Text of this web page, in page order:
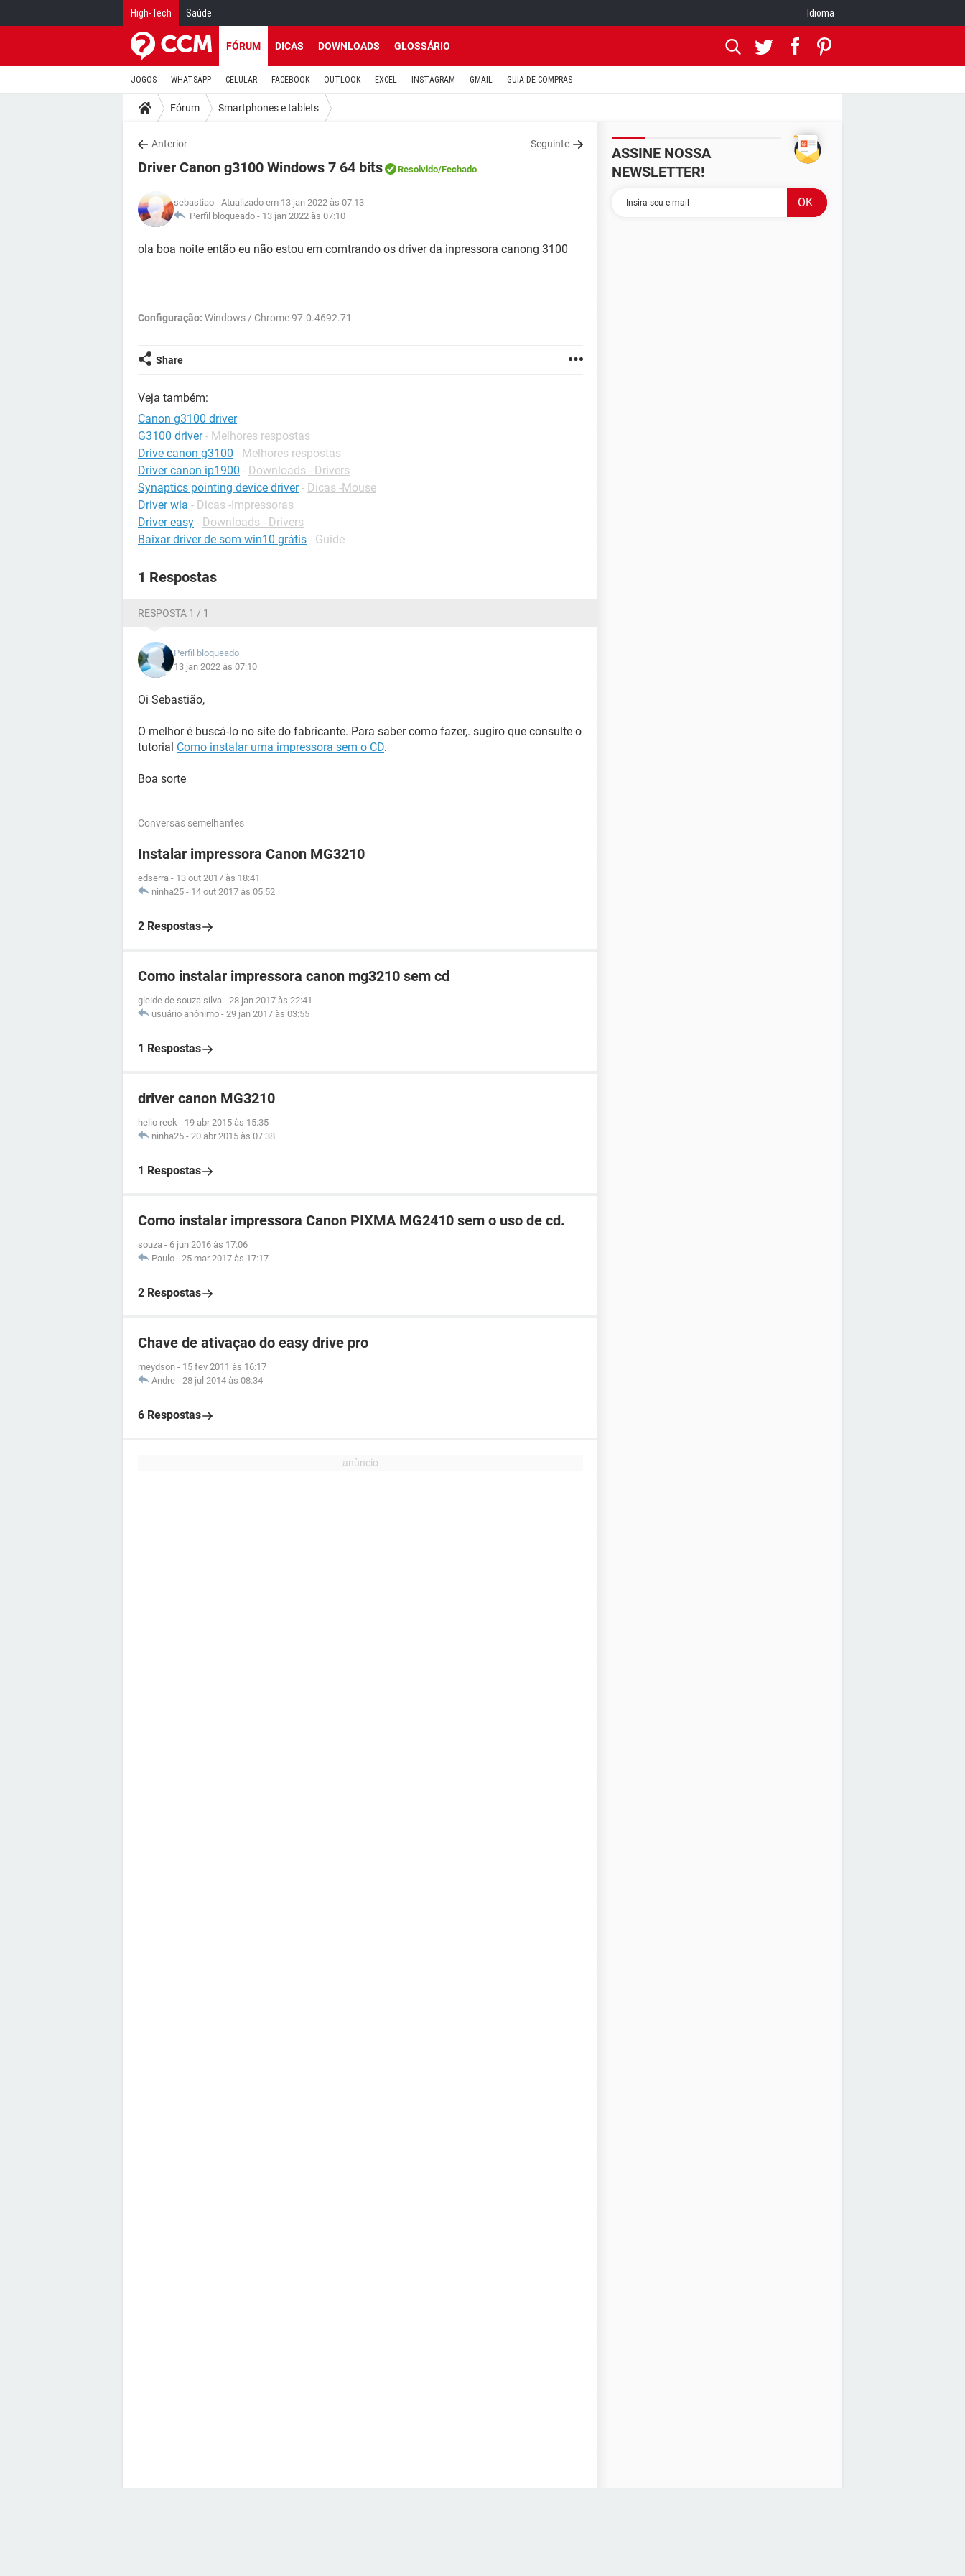
High-Tech Saúde Idioma
FÓRUM DICAS DOWNLOADS GLOSSÁRIO
JOGOS WHATSAPP CELULAR FACEBOOK OUTLOOK EXCEL INSTAGRAM GMAIL GUIA DE COMPRAS
Fórum Smartphones e tablets
Anterior Seguinte
Driver Canon g3100 Windows 7 64 bits Resolvido/Fechado
sebastiao - Atualizado em 13 jan 2022 às 07:13
Perfil bloqueado - 13 jan 2022 às 07:10
ola boa noite então eu não estou em comtrando os driver da inpressora canong 3100
Configuração: Windows / Chrome 97.0.4692.71
Share
Veja também:
Canon g3100 driver
G3100 driver - Melhores respostas
Drive canon g3100 - Melhores respostas
Driver canon ip1900 - Downloads - Drivers
Synaptics pointing device driver - Dicas -Mouse
Driver wia - Dicas -Impressoras
Driver easy - Downloads - Drivers
Baixar driver de som win10 grátis - Guide
1 Respostas
RESPOSTA 1 / 1
Perfil bloqueado
13 jan 2022 às 07:10
Oi Sebastião,
O melhor é buscá-lo no site do fabricante. Para saber como fazer,. sugiro que consulte o
tutorial Como instalar uma impressora sem o CD.
Boa sorte
Conversas semelhantes
Instalar impressora Canon MG3210
edserra - 13 out 2017 às 18:41
ninha25 - 14 out 2017 às 05:52
2 Respostas
Como instalar impressora canon mg3210 sem cd
gleide de souza silva - 28 jan 2017 às 22:41
usuário anônimo - 29 jan 2017 às 03:55
1 Respostas
driver canon MG3210
helio reck - 19 abr 2015 às 15:35
ninha25 - 20 abr 2015 às 07:38
1 Respostas
Como instalar impressora Canon PIXMA MG2410 sem o uso de cd.
souza - 6 jun 2016 às 17:06
Paulo - 25 mar 2017 às 17:17
2 Respostas
Chave de ativaçao do easy drive pro
meydson - 15 fev 2011 às 16:17
Andre - 28 jul 2014 às 08:34
6 Respostas
ASSINE NOSSA
NEWSLETTER!